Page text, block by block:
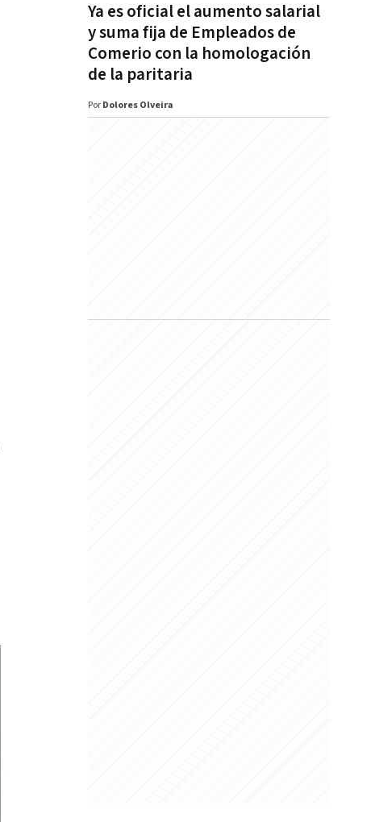
Ya es oficial el aumento salarial
y suma fija de Empleados de
Comerio con la homologación
de la paritaria
Por Dolores Olveira